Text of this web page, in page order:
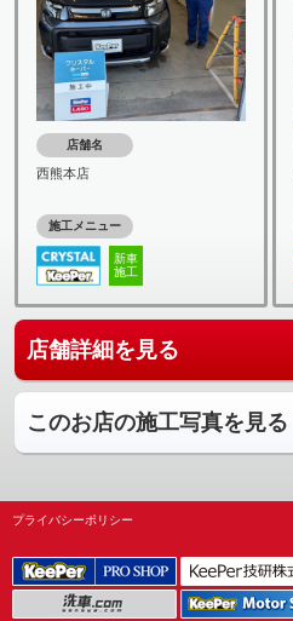
店舗名
西熊本店
施工メニュー
新車
施工
店舗詳細を見る
このお店の施工写真を見る
プライバシーポリシー